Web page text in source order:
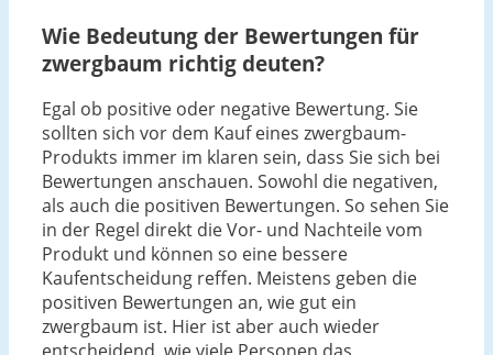
Wie Bedeutung der Bewertungen für
zwergbaum richtig deuten?
Egal ob positive oder negative Bewertung. Sie
sollten sich vor dem Kauf eines zwergbaum-
Produkts immer im klaren sein, dass Sie sich bei
Bewertungen anschauen. Sowohl die negativen,
als auch die positiven Bewertungen. So sehen Sie
in der Regel direkt die Vor- und Nachteile vom
Produkt und können so eine bessere
Kaufentscheidung reffen. Meistens geben die
positiven Bewertungen an, wie gut ein
zwergbaum ist. Hier ist aber auch wieder